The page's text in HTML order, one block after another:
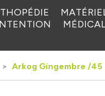
Arkog Gingembre /45